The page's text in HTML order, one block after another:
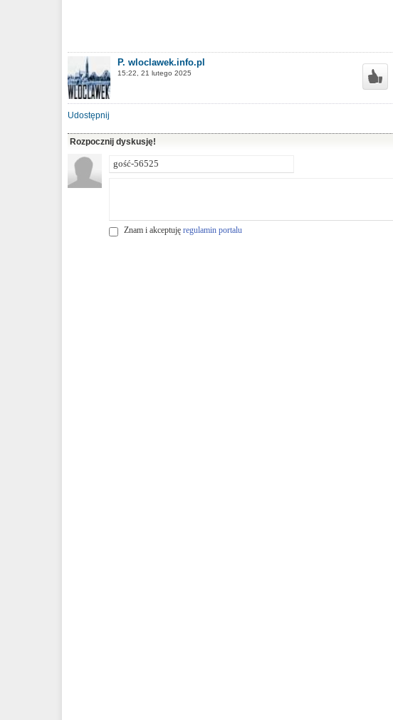
P. wloclawek.info.pl
15:22, 21 lutego 2025
Udostępnij
Rozpocznij dyskusję!
Znam i akceptuję regulamin portalu